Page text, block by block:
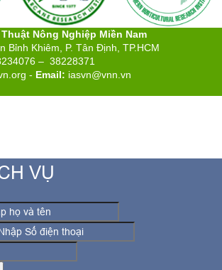
Nông Nghiệp Miền Nam
Bỉnh Khiêm, P. Tân Định, TP.HCM
– 38228371
- Email: iasvn@vnn.vn
VỤ